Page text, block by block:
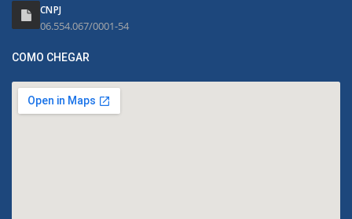
CNPJ
06.554.067/0001-54
COMO CHEGAR